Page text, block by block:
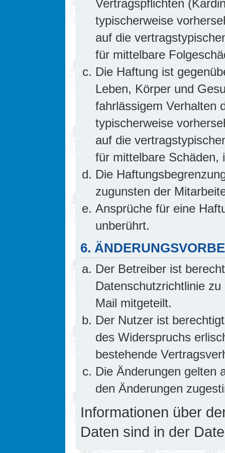
Vertragspflichten
typischerweise
auf die
für mittelbare
Die Haftung ist
Leben, Körper und
fahrlässigem Verhalten
typischerweise
auf die
für mittelbare Schäden,
Die
zugunsten der
Ansprüche für eine
unberührt.
6.
Der Betreiber ist
Datenschutzrichtlinie
Mail mitgeteilt.
Der Nutzer ist
des Widerspruchs
bestehende
Die Änderungen gelten
den Änderungen
Informationen über
Daten sind in der